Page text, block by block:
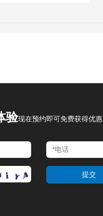
验现在预约即可免费获得优惠
提交